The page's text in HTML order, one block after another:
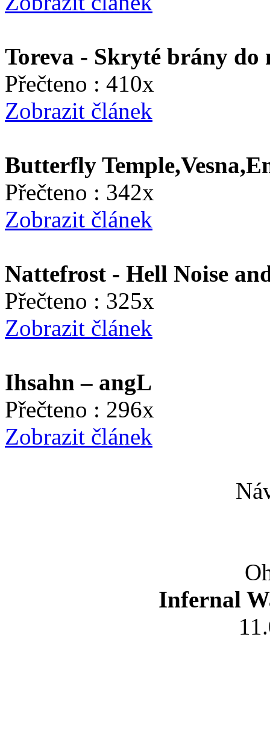
Toreva - Skryté brány do
Přečteno : 410x
Zobrazit článek
Butterfly
Přečteno : 342x
Zobrazit článek
Nattefrost - Hell Noise
Přečteno : 325x
Zobrazit článek
Ihsahn – angL
Přečteno : 296x
Zobrazit článek
Infernal